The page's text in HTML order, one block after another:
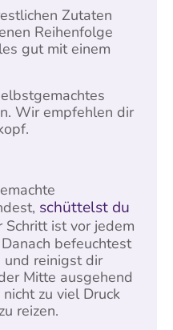
Zutaten
Reihenfolge
gut mit einem
Wir empfehlen dir
schüttelst du
Schritt ist vor jedem
befeuchtest
reinigst dir
Mitte ausgehend
zu viel Druck
reizen.